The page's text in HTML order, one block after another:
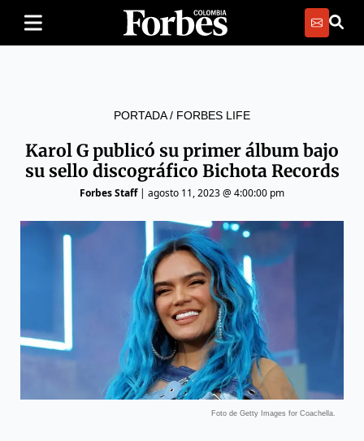
PORTADA/ FORBES LIFE
Karol G publicó su primer álbum bajo
su sello discográfico Bichota Records
Forbes Staff| agosto 11, 2023 @ 4:00:00 pm
Foto de Getty Images for Coachella.